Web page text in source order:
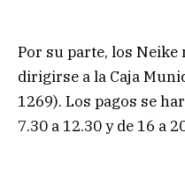
Por su parte, los Neike
dirigirse a la Caja
1269). Los pagos se
7.30 a 12.30 y de 16 a